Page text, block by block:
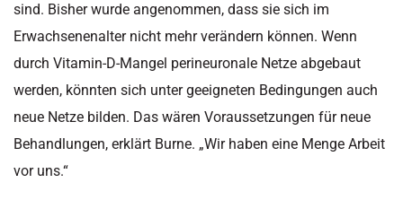
sind. Bisher wurde angenommen, dass sie sich im
Erwachsenenalter nicht mehr verändern können. Wenn
durch Vitamin-D-Mangel perineuronale Netze abgebaut
werden, könnten sich unter geeigneten Bedingungen auch
neue Netze bilden. Das wären Voraussetzungen für neue
Behandlungen, erklärt Burne. „Wir haben eine Menge Arbeit
vor uns.“